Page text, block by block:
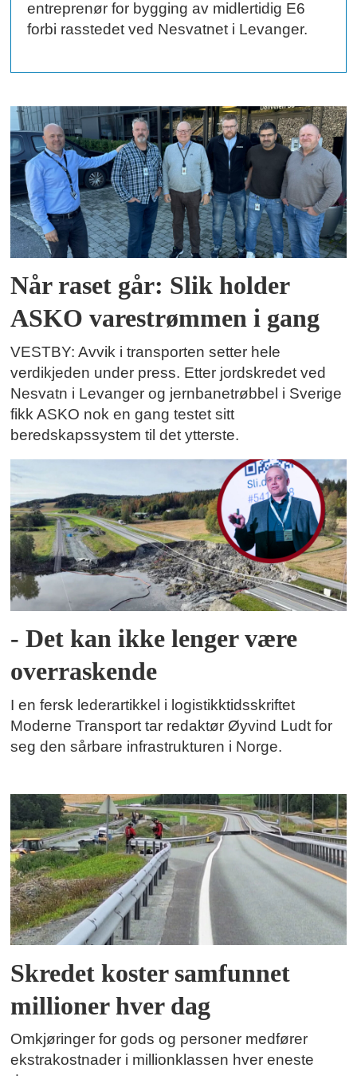
entreprenør for bygging av midlertidig E6
forbi rasstedet ved Nesvatnet i Levanger.
Når raset går: Slik holder
ASKO varestrømmen i gang
VESTBY: Avvik i transporten setter hele
verdikjeden under press. Etter jordskredet ved
Nesvatn i Levanger og jernbanetrøbbel i Sverige
fikk ASKO nok en gang testet sitt
beredskapssystem til det ytterste.
- Det kan ikke lenger være
overraskende
I en fersk lederartikkel i logistikktidsskriftet
Moderne Transport tar redaktør Øyvind Ludt for
seg den sårbare infrastrukturen i Norge.
Skredet koster samfunnet
millioner hver dag
Omkjøringer for gods og personer medfører
ekstrakostnader i millionklassen hver eneste